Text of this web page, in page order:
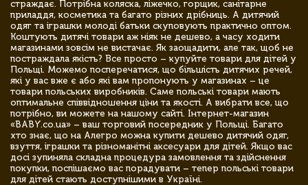
страждає. Потрібна коляска, ліжечко, горщик, санітарне
приладдя, косметика та багато різних дрібниць. А дитячий
одяг та іграшки молоді батьки скуповують практично оптом.
Коштують дитячі товари аж ніяк не дешево, а часу ходити
магазинами зовсім не вистачає. Як заощадити, але так, щоб не
постраждала якість? Все просто – купуйте товари для дітей у
Польщі. Можемо посперечатися, що більшість дитячих речей,
які у вас вже є або які вам пропонують у магазинах – це
товари польських виробників. Саме польські товари мають
оптимальне співвідношення ціни та якості. А вибрати все, що
потрібно, ви можете на нашому сайті. Інтернет-магазин
«BABY.co.ua» – ваш торговий посередник у Польщі. Багато
хто знає, що на Алегро можна купити дешево дитячий одяг,
взуття, іграшки та різноманітні аксесуари для дітей. Якщо вас
досі зупиняла складна процедура замовлення та здійснення
покупки, поспішаємо вас порадувати – тепер польські товари
для дітей стають доступнішими в Україні.